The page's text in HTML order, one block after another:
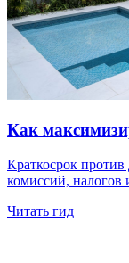
Как
Краткосрок
комиссий, налогов
Читать гид